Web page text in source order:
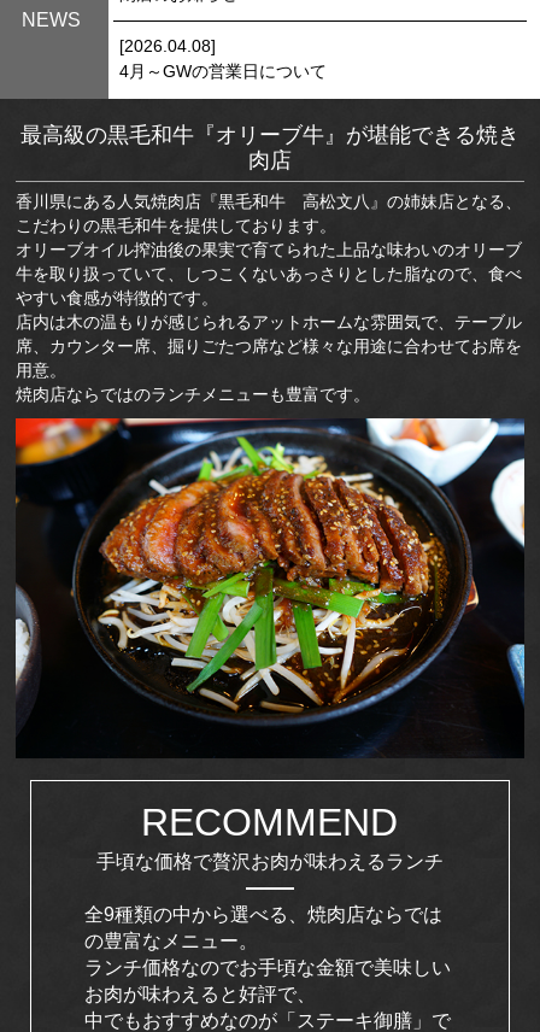
NEWS
[2026.04.08]
4月～GWの営業日について
最高級の黒毛和牛『オリーブ牛』が堪能できる焼き
肉店
香川県にある人気焼肉店『黒毛和牛 高松文八』の姉妹店となる、
こだわりの黒毛和牛を提供しております。
オリーブオイル搾油後の果実で育てられた上品な味わいのオリーブ
牛を取り扱っていて、しつこくないあっさりとした脂なので、食べ
やすい食感が特徴的です。
店内は木の温もりが感じられるアットホームな雰囲気で、テーブル
席、カウンター席、掘りごたつ席など様々な用途に合わせてお席を
用意。
焼肉店ならではのランチメニューも豊富です。
RECOMMEND
手頃な価格で贅沢お肉が味わえるランチ
全9種類の中から選べる、焼肉店ならでは
の豊富なメニュー。
ランチ価格なのでお手頃な金額で美味しい
お肉が味わえると好評で、
中でもおすすめなのが「ステーキ御膳」で